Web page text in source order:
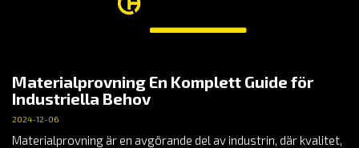
Materialprovning En Komplett Guide för
Industriella Behov
2024-12-06
Materialprovning är en avgörande del av industrin, där kvalitet,